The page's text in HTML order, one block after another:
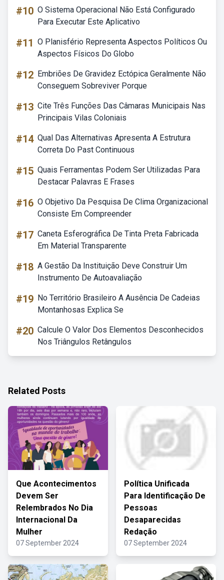
#10 O Sistema Operacional Não Está Configurado
Para Executar Este Aplicativo
#11 O Planisfério Representa Aspectos Políticos Ou
Aspectos Físicos Do Globo
#12 Embriões De Gravidez Ectópica Geralmente Não
Conseguem Sobreviver Porque
#13 Cite Três Funções Das Câmaras Municipais Nas
Principais Vilas Coloniais
#14 Qual Das Alternativas Apresenta A Estrutura
Correta Do Past Continuous
#15 Quais Ferramentas Podem Ser Utilizadas Para
Destacar Palavras E Frases
#16 O Objetivo Da Pesquisa De Clima Organizacional
Consiste Em Compreender
#17 Caneta Esferográfica De Tinta Preta Fabricada
Em Material Transparente
#18 A Gestão Da Instituição Deve Construir Um
Instrumento De Autoavaliação
#19 No Território Brasileiro A Ausência De Cadeias
Montanhosas Explica Se
#20 Calcule O Valor Dos Elementos Desconhecidos
Nos Triângulos Retângulos
Related Posts
Que Acontecimentos
Devem Ser
Relembrados No Dia
Internacional Da
Mulher
07 September 2024
Política Unificada
Para Identificação De
Pessoas
Desaparecidas
Redação
07 September 2024